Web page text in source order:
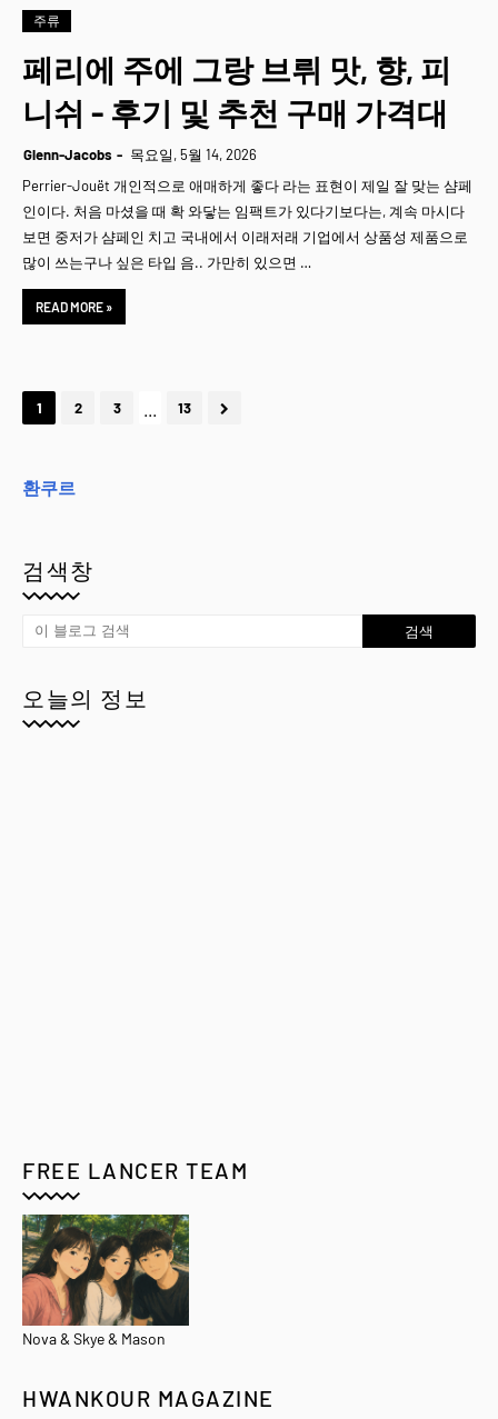
주류
페리에 주에 그랑 브뤼 맛, 향, 피
니쉬 - 후기 및 추천 구매 가격대
Glenn-Jacobs
목요일, 5월 14, 2026
Perrier-Jouët 개인적으로 애매하게 좋다 라는 표현이 제일 잘 맞는 샴페
인이다. 처음 마셨을 때 확 와닿는 임팩트가 있다기보다는, 계속 마시다
보면 중저가 샴페인 치고 국내에서 이래저래 기업에서 상품성 제품으로
많이 쓰는구나 싶은 타입 음.. 가만히 있으면 …
READ MORE »
1 2 3 13
환쿠르
검색창
오늘의 정보
FREE LANCER TEAM
Nova & Skye & Mason
HWANKOUR MAGAZINE